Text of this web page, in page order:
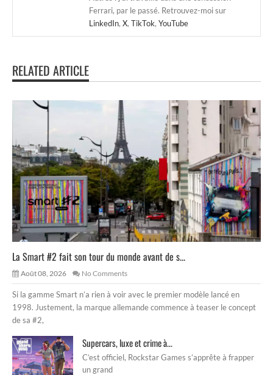
Ferrari, par le passé. Retrouvez-moi sur
LinkedIn, X, TikTok, YouTube
RELATED ARTICLE
La Smart #2 fait son tour du monde avant de s...
Août 08, 2026 No Comments
Si la gamme Smart n’a rien à voir avec le premier modèle lancé en
1998. Justement, la marque allemande commence à teaser le concept
de sa #2,
Supercars, luxe et crime à...
C’est officiel, Rockstar Games s’apprête à frapper
un grand